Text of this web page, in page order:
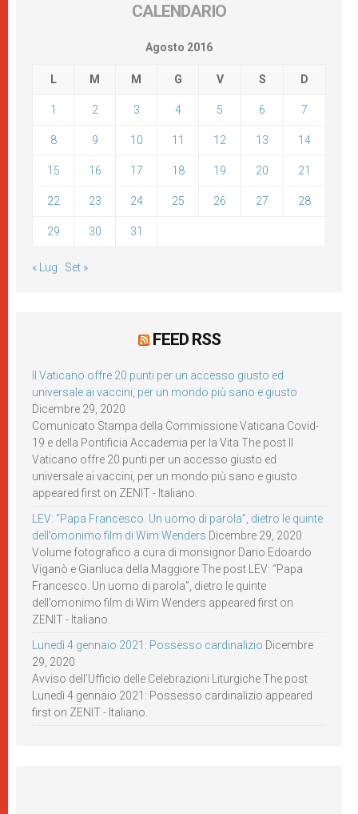
CALENDARIO
Agosto 2016
L M M G V S D
1 2 3 4 5 6 7
8 9 10 11 12 13 14
15 16 17 18 19 20 21
22 23 24 25 26 27 28
29 30 31
« Lug Set »
FEED RSS
Il Vaticano offre 20 punti per un accesso giusto ed
universale ai vaccini, per un mondo più sano e giusto
Dicembre 29, 2020
Comunicato Stampa della Commissione Vaticana Covid-
19 e della Pontificia Accademia per la Vita The post Il
Vaticano offre 20 punti per un accesso giusto ed
universale ai vaccini, per un mondo più sano e giusto
appeared first on ZENIT - Italiano.
LEV: “Papa Francesco. Un uomo di parola”, dietro le quinte
dell’omonimo film di Wim Wenders Dicembre 29, 2020
Volume fotografico a cura di monsignor Dario Edoardo
Viganò e Gianluca della Maggiore The post LEV: “Papa
Francesco. Un uomo di parola”, dietro le quinte
dell’omonimo film di Wim Wenders appeared first on
ZENIT - Italiano.
Lunedì 4 gennaio 2021: Possesso cardinalizio Dicembre
29, 2020
Avviso dell’Ufficio delle Celebrazioni Liturgiche The post
Lunedì 4 gennaio 2021: Possesso cardinalizio appeared
first on ZENIT - Italiano.